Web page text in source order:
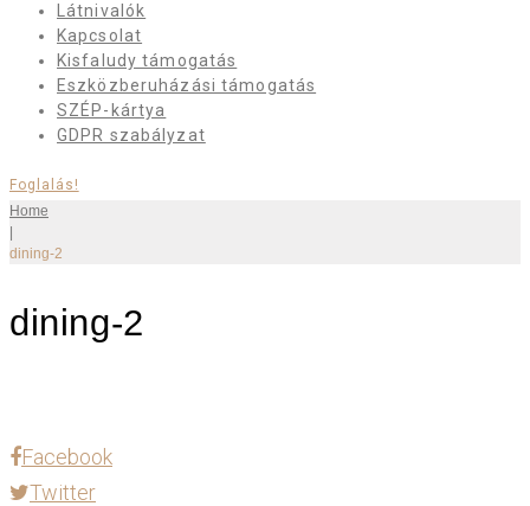
Látnivalók
Kapcsolat
Kisfaludy támogatás
Eszközberuházási támogatás
SZÉP-kártya
GDPR szabályzat
Foglalás!
Home
dining-2
dining-2
Facebook
Twitter